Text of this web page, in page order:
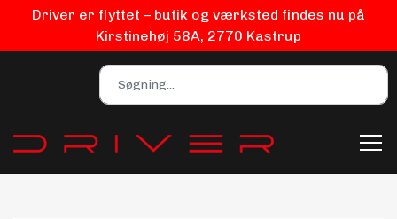
Driver er flyttet – butik og værksted findes nu på
Kirstinehøj 58A, 2770 Kastrup